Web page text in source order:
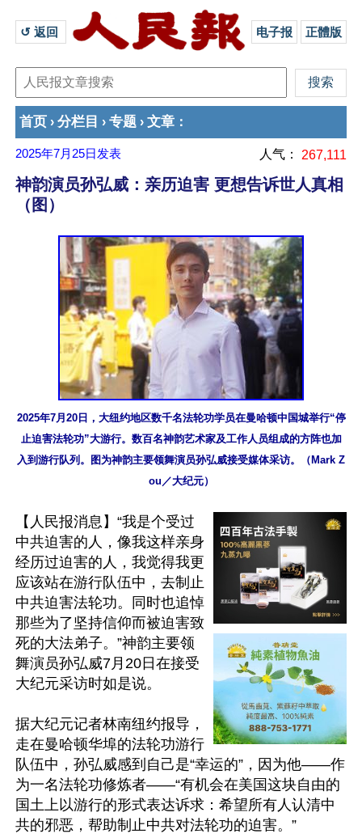
↺ 返回 电子报 正體版
首页 › 分栏目 › 专题 › 文章 ：
2025年7月25日 发表 人气： 267,111
神韵演员孙弘威：亲历迫害 更想告诉世人真相
（图）
2025年7月20日，大纽约地区数千名法轮功学员在曼哈顿中国城举行“停
止迫害法轮功”大游行。数百名神韵艺术家及工作人员组成的方阵也加
入到游行队列。图为神韵主要领舞演员孙弘威接受媒体采访。（Mark Z
ou／大纪元）
【人民报消息】“我是个受过
中共迫害的人，像我这样亲身
经历过迫害的人，我觉得我更
应该站在游行队伍中，去制止
中共迫害法轮功。同时也追悼
那些为了坚持信仰而被迫害致
死的大法弟子。”神韵主要领
舞演员孙弘威7月20日在接受
大纪元采访时如是说。
据大纪元记者林南纽约报导，
走在曼哈顿华埠的法轮功游行
队伍中，孙弘威感到自己是“幸运的”，因为他——作
为一名法轮功修炼者——“有机会在美国这块自由的
国土上以游行的形式表达诉求：希望所有人认清中
共的邪恶，帮助制止中共对法轮功的迫害。”